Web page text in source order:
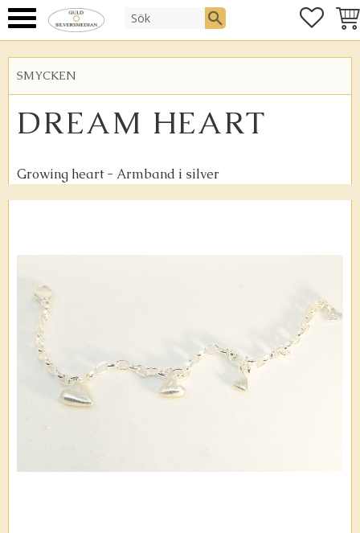
SMYCKEN
DREAM HEART
Growing heart - Armband i silver